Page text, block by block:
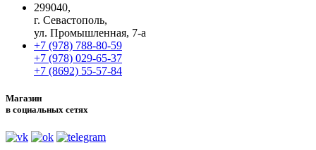
299040,
г. Севастополь,
ул. Промышленная, 7-а
+7 (978) 788-80-59
+7 (978) 029-65-37
+7 (8692) 55-57-84
Магазин
в социальных сетях